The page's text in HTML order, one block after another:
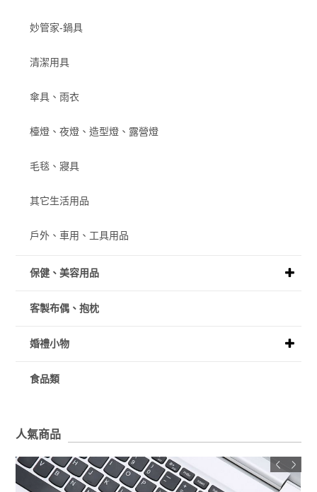
妙管家-鍋具
清潔用具
傘具、雨衣
檯燈、夜燈、造型燈、露營燈
毛毯、寢具
其它生活用品
戶外、車用、工具用品
保健、美容用品
客製布偶、抱枕
婚禮小物
食品類
人氣商品